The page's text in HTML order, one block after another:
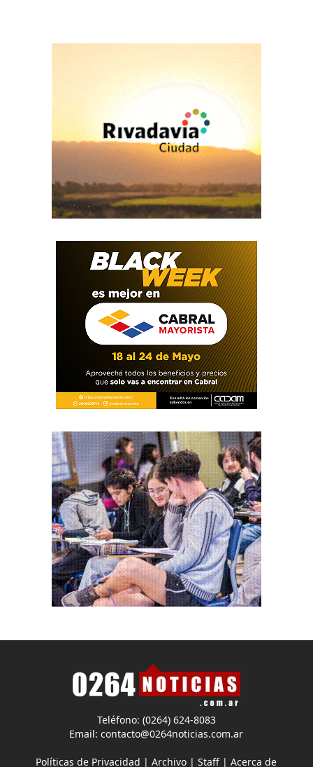
Teléfono: (0264) 624-8083
Email:contacto@0264noticias.com.ar
Políticas de Privacidad |Archivo |Staff |Acerca de